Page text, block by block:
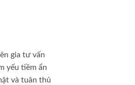
gia tư vấn
yếu tiềm ẩn
và tuân thủ